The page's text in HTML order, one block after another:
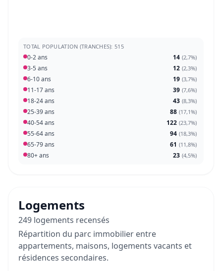
TOTAL POPULATION (TRANCHES): 515
0-2 ans 14 (2,7%)
3-5 ans 12 (2,3%)
6-10 ans 19 (3,7%)
11-17 ans 39 (7,6%)
18-24 ans 43 (8,3%)
25-39 ans 88 (17,1%)
40-54 ans 122 (23,7%)
55-64 ans 94 (18,3%)
65-79 ans 61 (11,8%)
80+ ans 23 (4,5%)
Logements
249 logements recensés
Répartition du parc immobilier entre
appartements, maisons, logements vacants et
résidences secondaires.